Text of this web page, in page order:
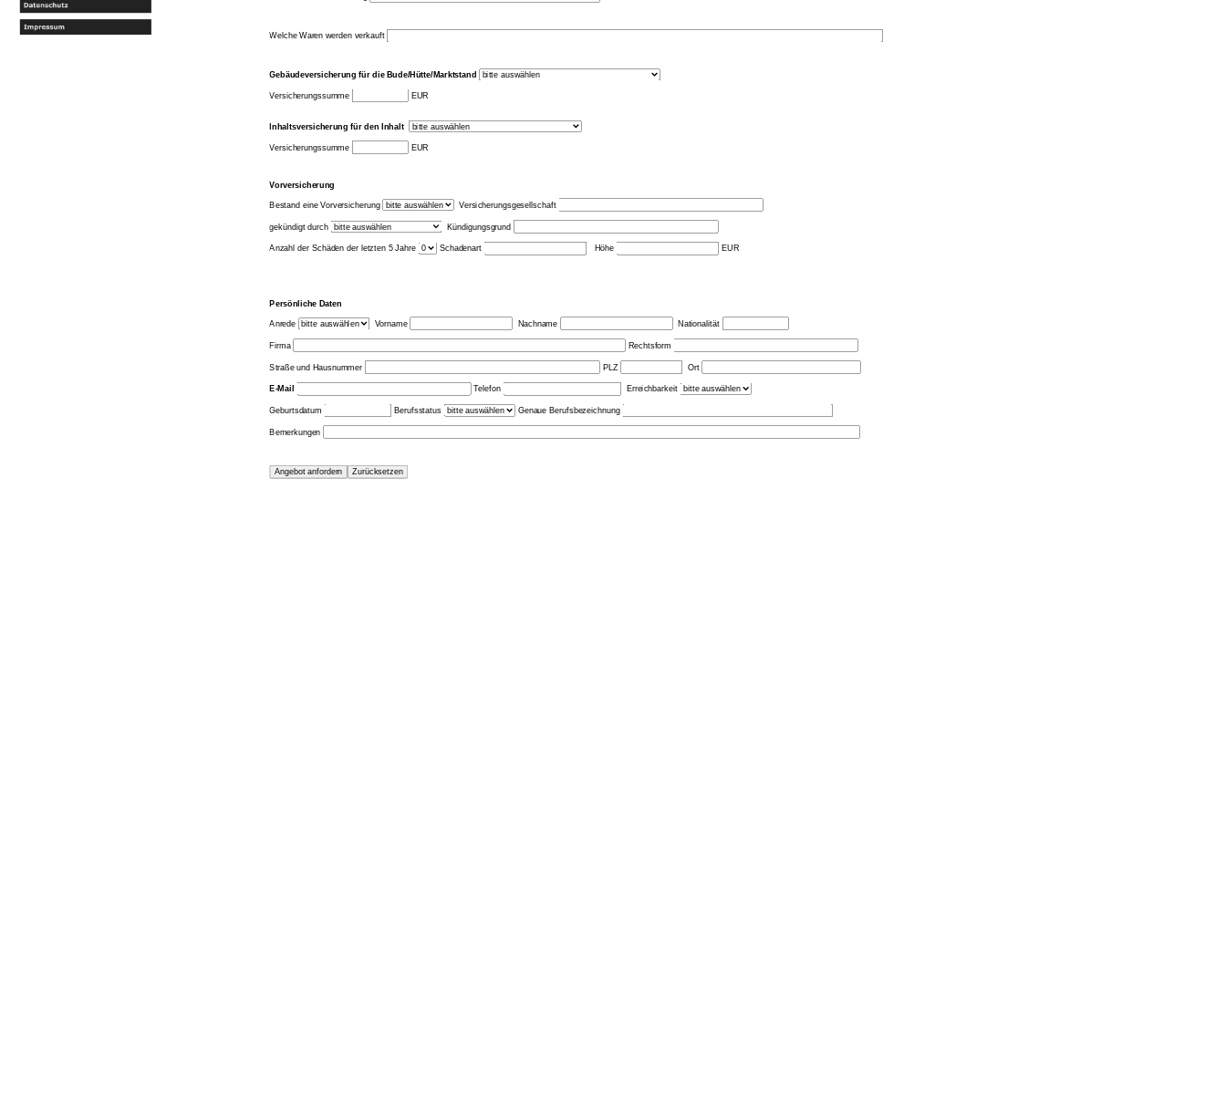
Welche Waren werden verkauft
Gebäudeversicherung für die Bude/Hütte/Marktstand
Versicherungssumme EUR
Inhaltsversicherung für den Inhalt
Versicherungssumme EUR
Vorversicherung
Bestand eine Vorversicherung Versicherungsgesellschaft
gekündigt durch Kündigungsgrund
Anzahl der Schäden der letzten 5 Jahre Schadenart Höhe EUR
Persönliche Daten
Anrede Vorname Nachname Nationalität
Firma Rechtsform
Straße und Hausnummer PLZ Ort
E-Mail Telefon Erreichbarkeit
Geburtsdatum Berufsstatus Genaue Berufsbezeichnung
Bemerkungen